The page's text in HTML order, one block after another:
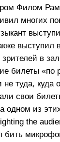
Филом
многих
выступил
в
билеты «по
не туда,
свои
одном из
the
бить